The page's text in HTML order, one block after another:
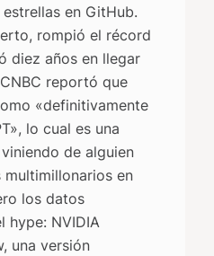
en GitHub.
rompió el récord
diez años en llegar
reportó que
«definitivamente
lo cual es una
de alguien
multimillonarios en
los datos
hype: NVIDIA
una versión